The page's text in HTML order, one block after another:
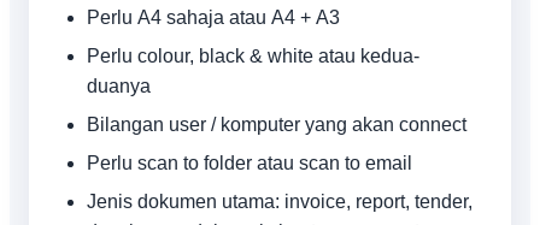
Perlu A4 sahaja atau A4 + A3
Perlu colour, black & white atau kedua-
duanya
Bilangan user / komputer yang akan connect
Perlu scan to folder atau scan to email
Jenis dokumen utama: invoice, report, tender,